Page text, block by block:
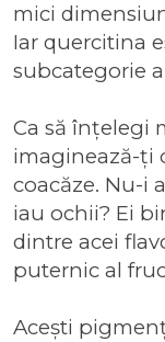
mici
Iar quercitina
subcategorie
Ca să înțelegi
imaginează-ți
coacăze. Nu-i
iau ochii? Ei
dintre acei
puternic al
Acești